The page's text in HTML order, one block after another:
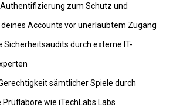
zum Schutz und
Accounts vor unerlaubtem Zugang
Sicherheitsaudits durch externe IT-
sämtlicher Spiele durch
wie iTechLabs Labs